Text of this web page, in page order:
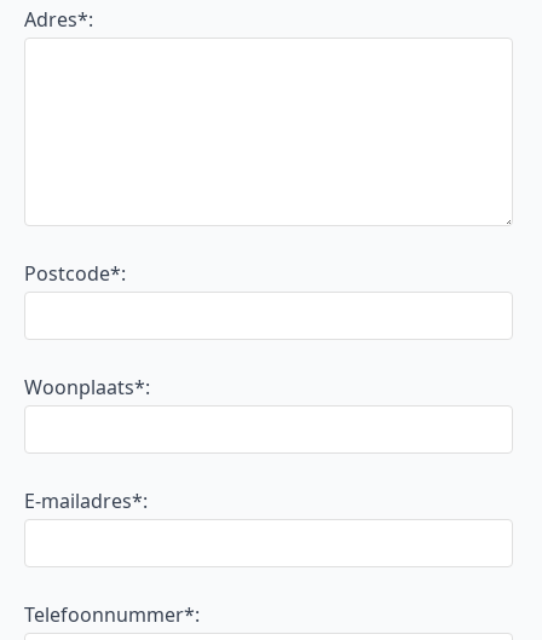
Adres*:
Postcode*:
Woonplaats*:
E-mailadres*:
Telefoonnummer*: